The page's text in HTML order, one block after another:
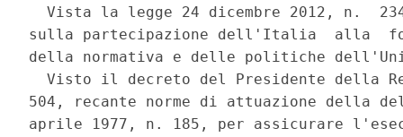
Vista la legge 24 dicembre 2012, n.
sulla partecipazione dell'Italia  alla
della normativa e delle politiche
Visto il decreto del Presidente della
504, recante norme di attuazione della
aprile 1977, n. 185, per assicurare